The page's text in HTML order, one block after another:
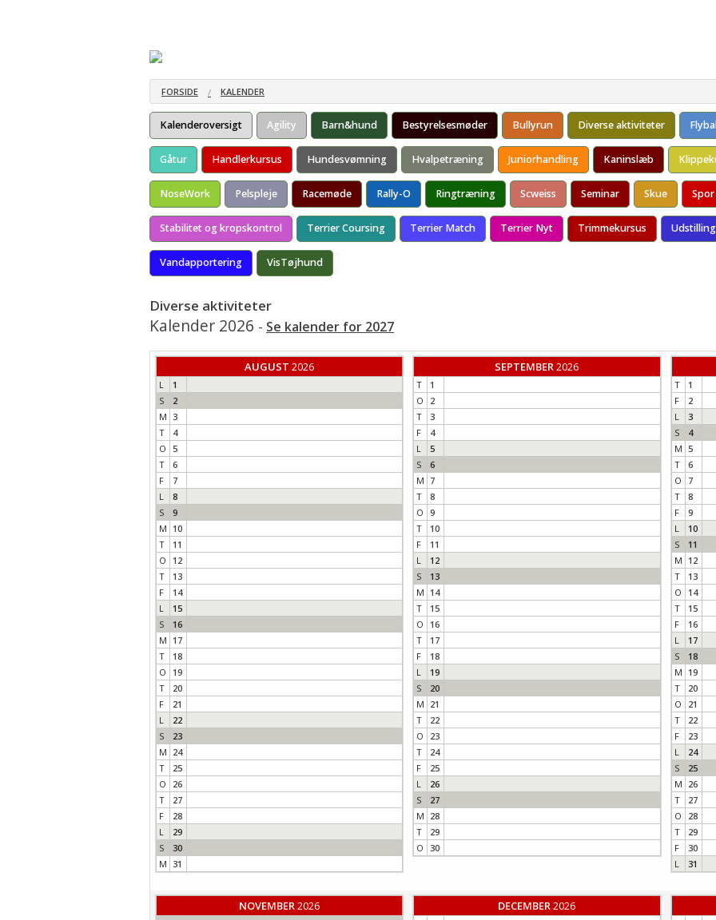
Juniorhandling
Barn & Hund
Udstillingsreglement 2026
Pokaler i DTK
Præmie og æres billetter
Afregningsskema 2024
Tilmelding
Bestil Klubchampion diplom
Dommerliste/Judges
Udstillinger 2026
Elektronisk KlubChampion Diplom
Årets Terrier 2024
Reglement Årskonkurrencer
FORSIDE KALENDER
Kalenderoversigt Agility Barn&hund Bestyrelsesmøder Bullyrun Diverse aktiviteter
Gåtur Handlerkursus Hundesvømning Hvalpetræning Juniorhandling Kaninslæb
NoseWork Pelspleje Racemøde Rally-O Ringtræning Scweiss Seminar Skue
Stabilitet og kropskontrol Terrier Coursing Terrier Match Terrier Nyt Trimmekursus Udstilling
Vandapportering VisTøjhund
Diverse aktiviteter
Kalender 2026 - Se kalender for 2027
AUGUST 2026
L
1
S
2
M 3
T
4
O 5
T
6
F
7
L
8
S
9
M 10
T
11
O
12
T
13
F
14
L
15
S
16
M 17
T
18
O
19
T
20
F
21
L
22
S
23
M 24
T
25
O
26
T
27
F
28
L
29
S
30
M 31
SEPTEMBER2026
T
1
O
2
T
3
F
4
L
5
S
6
M 7
T
8
O 9
T
10
F
11
L
12
S
13
M 14
T
15
O
16
T
17
F
18
L
19
S
20
M 21
T
22
O
23
T
24
F
25
L
26
S
27
M 28
T
29
O 30
T
1
F
2
L
3
S
4
M 5
T
6
O
7
T
8
F
9
L
10
S
11
M 12
T
13
O
14
T
15
F
16
L
17
S
18
M 19
T
20
O
21
T
22
F
23
L
24
S
25
M 26
T
27
O
28
T
29
F
30
L
31
NOVEMBER2026 DECEMBER2026